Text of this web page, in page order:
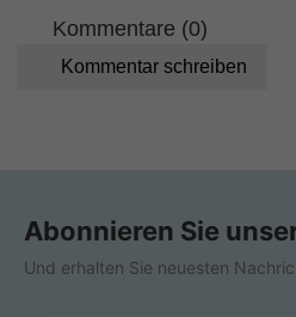
Kommentare (0)
Kommentar schreiben
Abonnieren Sie
Und erhalten Sie neuesten